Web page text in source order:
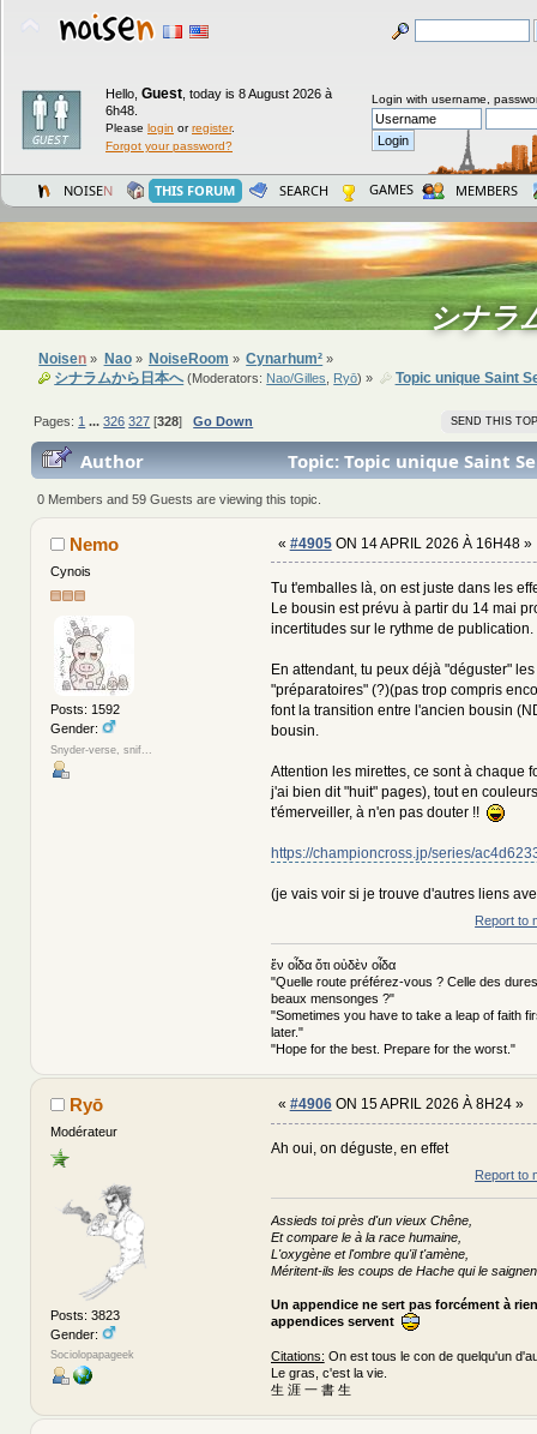
Hello, Guest today is 8 August 2026 à
6h48.
Please login orregister.
Forgot your password?
Login with username,
NOISEN THIS FORUM SEARCH GAMES MEMBERS
シナラ
Noisen » Nao» NoiseRoom » Cynarhum² »
シナラムから日本へ(Moderators: Nao/Gilles Ryō) » Topic unique Saint
SEND THIS
Pages: 1 ...326 327 [328]Go Down
Author
Topic: Topic unique Saint
3526692 times)
0 Members and 59 Guests are viewing this topic.
Nemo
Cynois
Posts: 1592
Gender:
Snyder-verse, snif...
« #4905ON 14 APRIL 2026 À 16H48 »
Tu t'emballes là, on est juste dans les
Le bousin est prévu à partir du 14 mai
incertitudes sur le rythme de publication.
En attendant, tu peux déjà "déguster"
"préparatoires" (?)(pas trop compris
font la transition entre l'ancien bousin
bousin.
Attention les mirettes, ce sont à chaque
j'ai bien dit "huit" pages), tout en
t'émerveiller, à n'en pas douter !!
https://championcross.jp/series/
(je vais voir si je trouve d'autres liens
Report to
ἕν οἶδα ὅτι οὐδὲν οἶδα
"Quelle route préférez-vous ? Celle des
beaux mensonges ?"
"Sometimes you have to take a leap of faith
later."
"Hope for the best. Prepare for the worst."
Ryō
Modérateur
Posts: 3823
Gender:
Sociolopapageek
« #4906ON 15 APRIL 2026 À 8H24 »
Ah oui, on déguste, en effet
Report to
Assieds toi près d'un vieux Chêne,
Et compare le à la race humaine,
L'oxygène et l'ombre qu'il t'amène,
Méritent-ils les coups de Hache qui le
Un appendice ne sert pas forcément à
appendices servent
Citations: On est tous le con de quelqu'un
Le gras, c'est la vie.
生 涯 一 書 生